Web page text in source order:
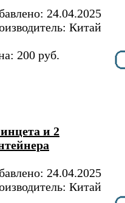
24.04.2025
Китай
200 руб.
и 2
24.04.2025
Китай